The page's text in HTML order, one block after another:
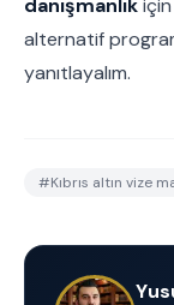
danışmanlık
alternatif
yanıtlayalım.
#Kıbrıs altın vize